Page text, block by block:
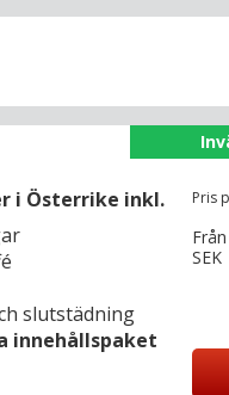
i Österrike inkl.
slutstädning
innehållspaket
Pris
Från
SEK